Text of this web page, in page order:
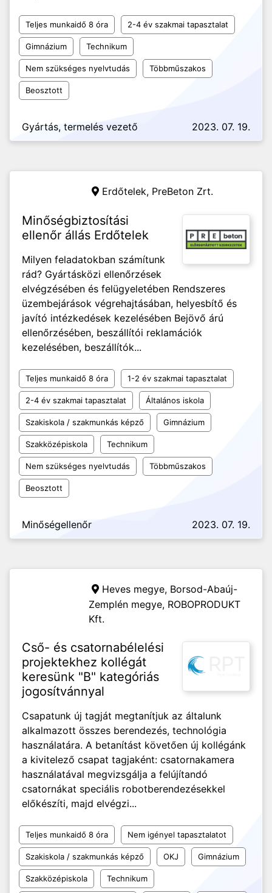
Teljes munkaidő 8 óra 2-4 év szakmai tapasztalat
Gimnázium Technikum
Nem szükséges nyelvtudás Többműszakos
Beosztott
Gyártás, termelés vezető 2023. 07. 19.
Erdőtelek, PreBeton Zrt.
Minőségbiztosítási
ellenőr állás Erdőtelek
Milyen feladatokban számítunk
rád? Gyártásközi ellenőrzések
elvégzésében és felügyeletében Rendszeres
üzembejárások végrehajtásában, helyesbítő és
javító intézkedések kezelésében Bejövő árú
ellenőrzésében, beszállítói reklamációk
kezelésében, beszállítók...
Teljes munkaidő 8 óra 1-2 év szakmai tapasztalat
2-4 év szakmai tapasztalat Általános iskola
Szakiskola / szakmunkás képző Gimnázium
Szakközépiskola Technikum
Nem szükséges nyelvtudás Többműszakos
Beosztott
Minőségellenőr 2023. 07. 19.
Heves megye, Borsod-Abaúj-
Zemplén megye, ROBOPRODUKT
Kft.
Cső- és csatornabélelési
projektekhez kollégát
keresünk "B" kategóriás
jogosítvánnyal
Csapatunk új tagját megtanítjuk az általunk
alkalmazott összes berendezés, technológia
használatára. A betanítást követően új kollégánk
a kivitelező csapat tagjaként: csatornakamera
használatával megvizsgálja a felújítandó
csatornákat speciális robotberendezésekkel
előkészíti, majd elvégzi...
Teljes munkaidő 8 óra Nem igényel tapasztalatot
Szakiskola / szakmunkás képző OKJ Gimnázium
Szakközépiskola Technikum